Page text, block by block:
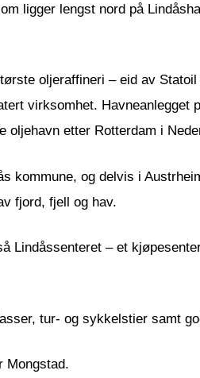
ligger lengst nord på
oljeraffineri – eid av
virksomhet. Havneanlegget
oljehavn etter Rotterdam i
kommune, og delvis i
fjord, fjell og hav.
Lindåssenteret – et
tur- og sykkelstier samt
Mongstad.